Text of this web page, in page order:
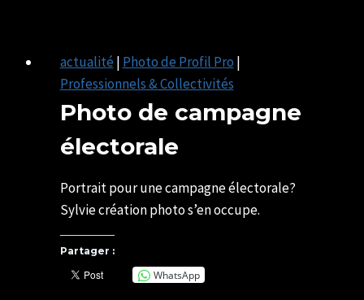
actualité | Photo de Profil Pro |
Professionnels & Collectivités
Photo de campagne
électorale
CHATELAIS
Portrait pour une campagne électorale?
Sylvie création photo s’en occupe.
Partager :
WhatsApp